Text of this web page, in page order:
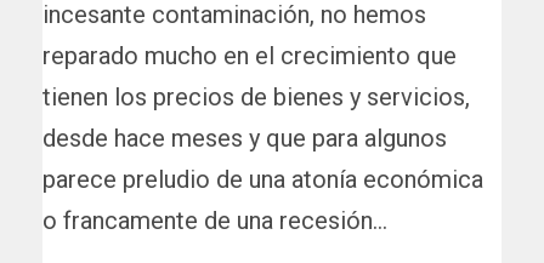
incesante contaminación, no hemos
reparado mucho en el crecimiento que
tienen los precios de bienes y servicios,
desde hace meses y que para algunos
parece preludio de una atonía económica
o francamente de una recesión…